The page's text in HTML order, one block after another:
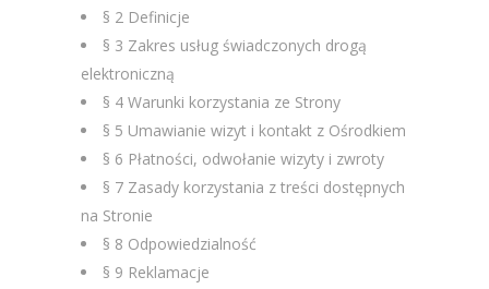
§ 2 Definicje
§ 3 Zakres usług świadczonych drogą
elektroniczną
§ 4 Warunki korzystania ze Strony
§ 5 Umawianie wizyt i kontakt z Ośrodkiem
§ 6 Płatności, odwołanie wizyty i zwroty
§ 7 Zasady korzystania z treści dostępnych
na Stronie
§ 8 Odpowiedzialność
§ 9 Reklamacje